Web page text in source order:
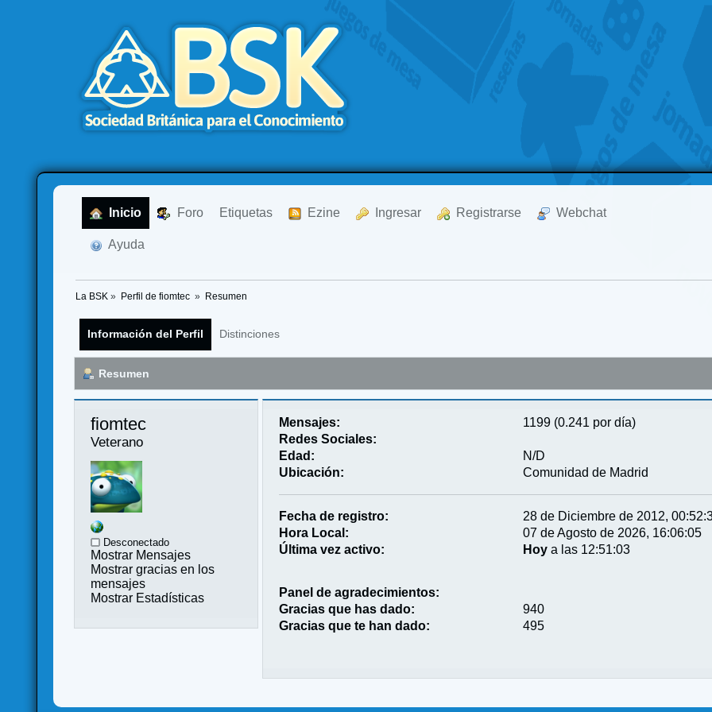
Inicio Foro Etiquetas Ezine Ingresar Registrarse Webchat
Ayuda
La BSK » Perfil de fiomtec » Resumen
Información del Perfil Distinciones
Resumen
fiomtec
Veterano
Desconectado
Mostrar Mensajes
Mostrar gracias en los
mensajes
Mostrar Estadísticas
Mensajes:
1199 (0.241 por día)
Redes Sociales:
Edad:
N/D
Ubicación:
Comunidad de Madrid
Fecha de registro:
28 de Diciembre de 2012,
Hora Local:
07 de Agosto de 2026, 16:06:05
Última vez activo:
Hoy a las 12:51:03
Panel de agradecimientos:
Gracias que has dado:
940
Gracias que te han dado:
495